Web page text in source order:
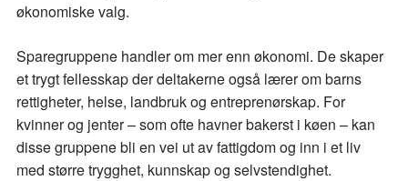
økonomiske valg.
Sparegruppene handler om mer enn økonomi. De skaper
et trygt fellesskap der deltakerne også lærer om barns
rettigheter, helse, landbruk og entreprenørskap. For
kvinner og jenter – som ofte havner bakerst i køen – kan
disse gruppene bli en vei ut av fattigdom og inn i et liv
med større trygghet, kunnskap og selvstendighet.